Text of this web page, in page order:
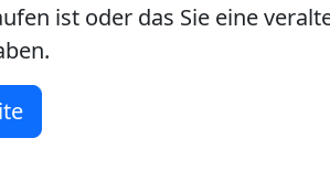
ist oder das Sie eine